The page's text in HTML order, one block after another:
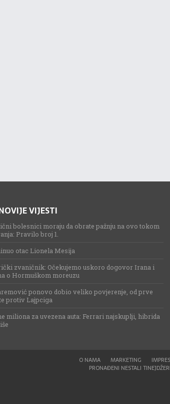
VIJESTI
bolesnici moraju da obrate pažnju na ovo tokom
Pravilo broj 1.
otac Lionela Mesija
zvaničnik: Očekujemo uskoro dogovor Irana i
o Hormuškom moreuzu
ponovo dobio veliko povjerenje, od prve
protiv Lajpciga
miliona za uvezena auta: Ferrari najskuplji, hibrida
O NAMA MARKETING
PRONAĐENI NESTALI